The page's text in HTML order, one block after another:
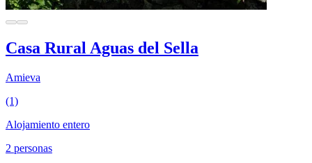
Casa Rural Aguas del Sella
Amieva
(1)
Alojamiento entero
2 personas